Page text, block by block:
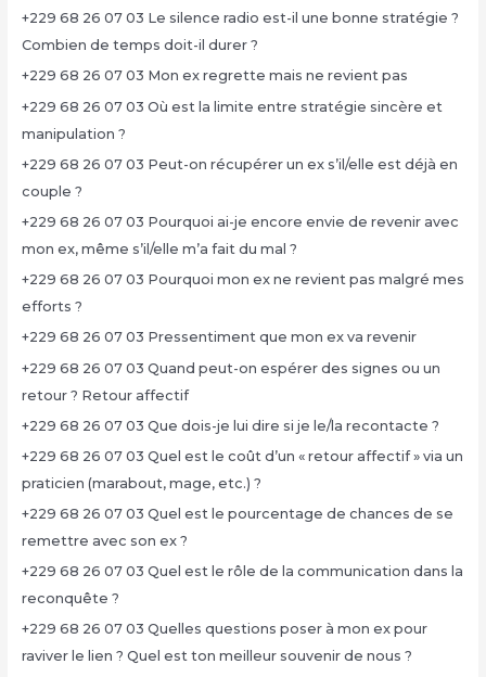
+229 68 26 07 03 Le silence radio est-il une bonne stratégie ?
Combien de temps doit-il durer ?
+229 68 26 07 03 Mon ex regrette mais ne revient pas
+229 68 26 07 03 Où est la limite entre stratégie sincère et
manipulation ?
+229 68 26 07 03 Peut-on récupérer un ex s’il/elle est déjà en
couple ?
+229 68 26 07 03 Pourquoi ai-je encore envie de revenir avec
mon ex, même s’il/elle m’a fait du mal ?
+229 68 26 07 03 Pourquoi mon ex ne revient pas malgré mes
efforts ?
+229 68 26 07 03 Pressentiment que mon ex va revenir
+229 68 26 07 03 Quand peut-on espérer des signes ou un
retour ? Retour affectif
+229 68 26 07 03 Que dois-je lui dire si je le/la recontacte ?
+229 68 26 07 03 Quel est le coût d’un « retour affectif » via un
praticien (marabout, mage, etc.) ?
+229 68 26 07 03 Quel est le pourcentage de chances de se
remettre avec son ex ?
+229 68 26 07 03 Quel est le rôle de la communication dans la
reconquête ?
+229 68 26 07 03 Quelles questions poser à mon ex pour
raviver le lien ? Quel est ton meilleur souvenir de nous ?